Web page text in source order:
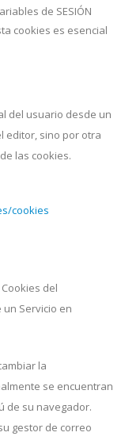
de SESIÓN
cookies es esencial
del usuario desde un
editor, sino por otra
las cookies.
cookies
del
Servicio en
la
se encuentran
de su navegador.
gestor de correo